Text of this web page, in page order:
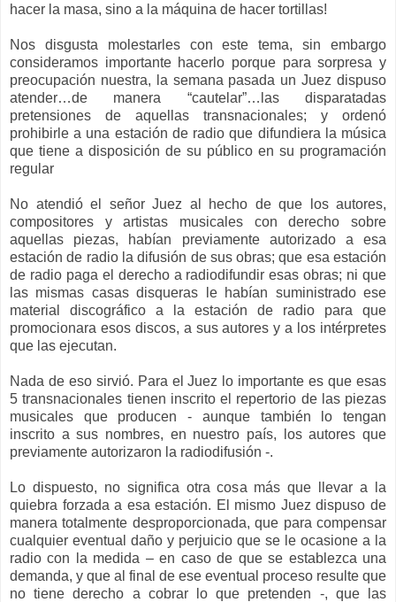
hacer la masa, sino a la máquina de hacer tortillas!
Nos disgusta molestarles con este tema, sin embargo
consideramos importante hacerlo porque para sorpresa y
preocupación nuestra, la semana pasada un Juez dispuso
atender…de manera “cautelar”…las disparatadas
pretensiones de aquellas transnacionales; y ordenó
prohibirle a una estación de radio que difundiera la música
que tiene a disposición de su público en su programación
regular
No atendió el señor Juez al hecho de que los autores,
compositores y artistas musicales con derecho sobre
aquellas piezas, habían previamente autorizado a esa
estación de radio la difusión de sus obras; que esa estación
de radio paga el derecho a radiodifundir esas obras; ni que
las mismas casas disqueras le habían suministrado ese
material discográfico a la estación de radio para que
promocionara esos discos, a sus autores y a los intérpretes
que las ejecutan.
Nada de eso sirvió. Para el Juez lo importante es que esas
5 transnacionales tienen inscrito el repertorio de las piezas
musicales que producen - aunque también lo tengan
inscrito a sus nombres, en nuestro país, los autores que
previamente autorizaron la radiodifusión -.
Lo dispuesto, no significa otra cosa más que llevar a la
quiebra forzada a esa estación. El mismo Juez dispuso de
manera totalmente desproporcionada, que para compensar
cualquier eventual daño y perjuicio que se le ocasione a la
radio con la medida – en caso de que se establezca una
demanda, y que al final de ese eventual proceso resulte que
no tiene derecho a cobrar lo que pretenden -, que las